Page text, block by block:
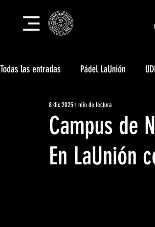
Todas las entradas Pádel LaUnión
Tecnificación LaUnión Campus
Eventos deportivos LaUnión Unión
Campus de
En LaUnión
8 dic 20251 min de lectura